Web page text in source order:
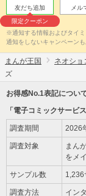
友だち追加
限定クーポン
メル
※通知する情報およびタイ
通知をしないキャンペーン
まんが王国 ネオショ
ズ
お得感No.1表記につい
「電子コミックサービ
調査期間 2026
調査対象
まん
をメ
サンプル数 1,236
調査方法 イン